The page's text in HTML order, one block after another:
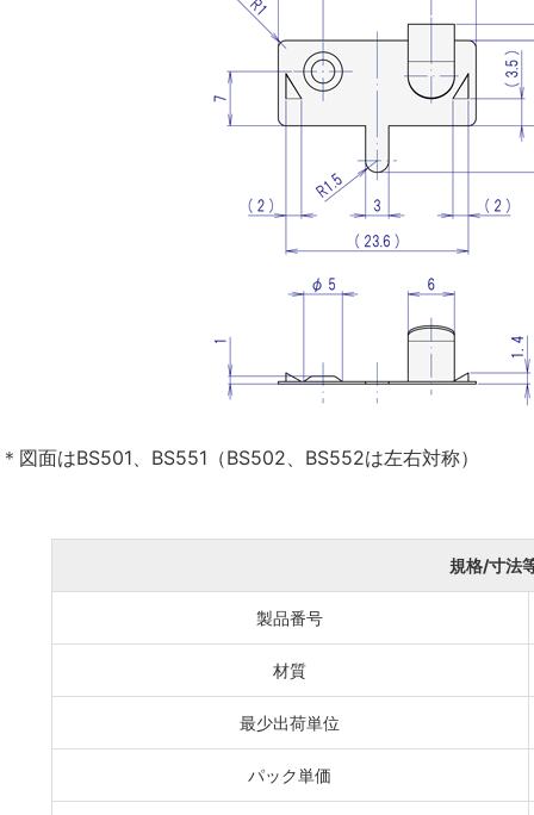
＊図面はBS501、BS551（BS502、BS552は左右対称）
規格/寸法
製品番号
材質
最少出荷単位
パック単価